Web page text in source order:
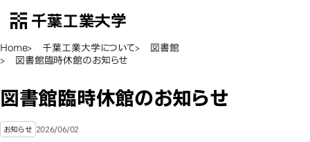
千葉工業大学
Open Menu
Home 千葉工業大学について
図書館
図書館臨時休館のお知らせ
図書館臨時休館のお知らせ
お知らせ 2026/06/02